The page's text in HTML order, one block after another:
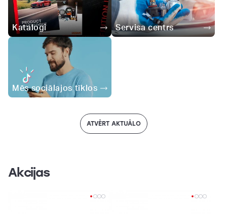
Katalogi Servisa centrs
Mēs sociālajos tīklos
ATVĒRT AKTUĀLO
Akcijas